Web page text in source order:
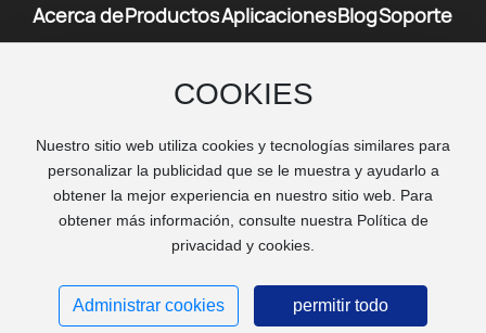
Acerca deProductosAplicacionesBlogSoporte
MÓVILES
Co., Ltd. Todos los derechos reservados
Licencia comercial
COOKIES
Nuestro sitio web utiliza cookies y tecnologías similares para
personalizar la publicidad que se le muestra y ayudarlo a
obtener la mejor experiencia en nuestro sitio web. Para
obtener más información, consulte nuestra Política de
privacidad y cookies.
Administrar cookies permitir todo